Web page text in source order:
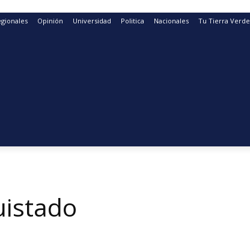
Opinión Universidad Politica Nacionales Tu Tierra Verde